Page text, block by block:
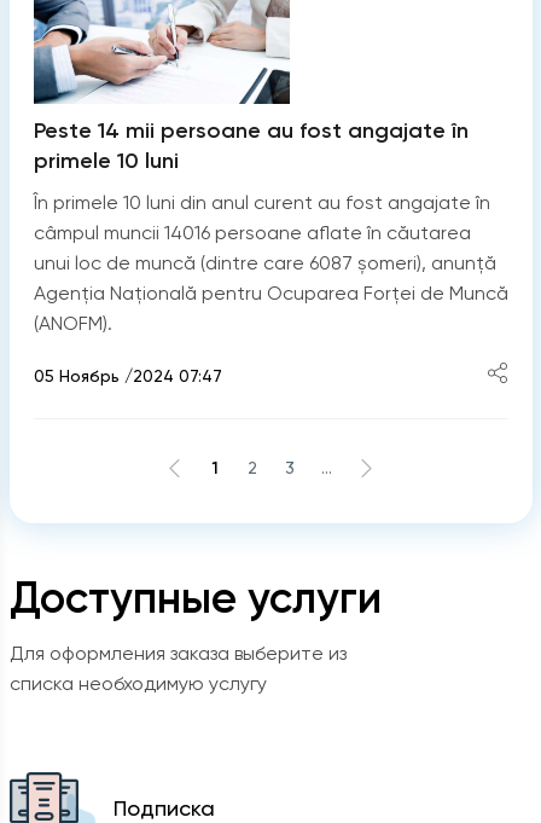
Доступные услуги
Для оформления заказа выберите из
списка необходимую услугу
Подписка
Peste 14 mii persoane au fost angajate în
primele 10 luni
În primele 10 luni din anul curent au fost angajate în
câmpul muncii 14016 persoane aflate în căutarea
unui loc de muncă (dintre care 6087 șomeri), anunță
Agenția Națională pentru Ocuparea Forței de Muncă
(ANOFM).
05 Ноябрь /2024 07:47
1 2 3 ...